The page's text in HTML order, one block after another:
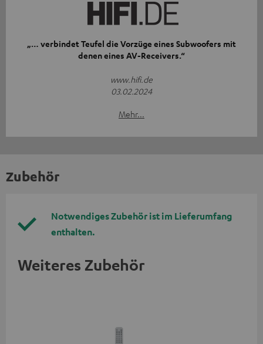
„… verbindet Teufel die Vorzüge eines Subwoofers mit
denen eines AV-Receivers.“
www.hifi.de
03.02.2024
Mehr...
Zubehör
Notwendiges Zubehör ist im Lieferumfang
enthalten.
Weiteres Zubehör